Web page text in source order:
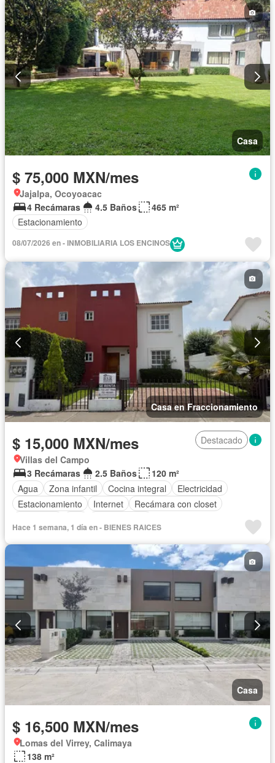
Casa
$ 75,000 MXN/mes
Jajalpa, Ocoyoacac
4 Recámaras
4.5 Baños
465 m²
Estacionamiento
08/07/2026 en - INMOBILIARIA LOS ENCINOS
Casa en Fraccionamiento
$ 15,000 MXN/mes
Destacado
Villas del Campo
3 Recámaras
2.5 Baños
120 m²
Agua
Zona infantil Cocina integral
Electricidad
Estacionamiento
Internet
Recámara con closet
Hace 1 semana, 1 día en - BIENES RAICES
Casa
$ 16,500 MXN/mes
Lomas del Virrey, Calimaya
138 m²